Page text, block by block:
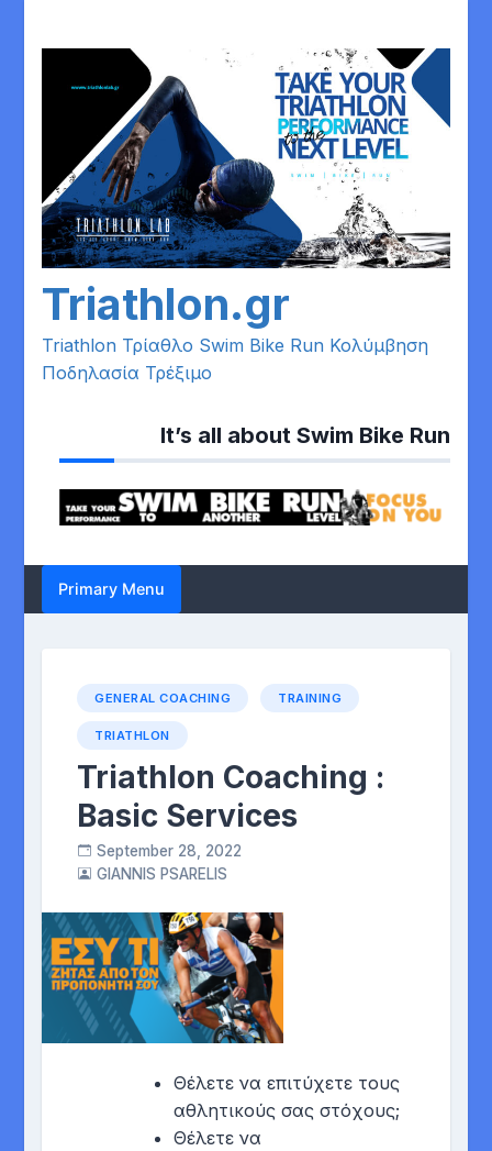
Triathlon.gr
Triathlon Τρίαθλο Swim Bike Run Κολύμβηση
Ποδηλασία Τρέξιμο
It’s all about Swim Bike Run
Primary Menu
GENERAL COACHING TRAINING
TRIATHLON
Triathlon Coaching :
Basic Services
September 28, 2022
GIANNIS PSARELIS
Θέλετε να επιτύχετε τους
αθλητικούς σας στόχους;
Θέλετε να